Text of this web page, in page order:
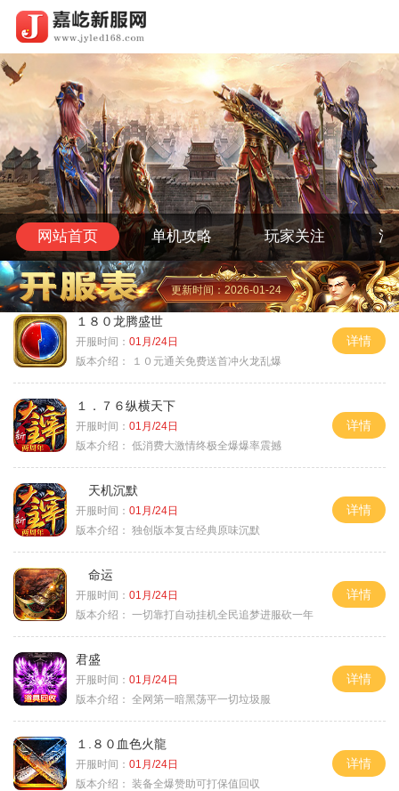
网站首页 单机攻略 玩家关注 活
更新时间：2026-01-24
１８０龙腾盛世
开服时间： 01月/24日
版本介绍：
１０元通关免费送首冲火龙乱爆
详情
１．７６纵横天下
开服时间： 01月/24日
版本介绍： 低消费大激情终极全爆爆率震撼
详情
天机沉默
开服时间： 01月/24日
版本介绍： 独创版本复古经典原味沉默
详情
命运
开服时间： 01月/24日
版本介绍： 一切靠打自动挂机全民追梦进服砍一年
详情
君盛
开服时间： 01月/24日
版本介绍： 全网第一暗黑荡平一切垃圾服
详情
１.８０血色火龍
开服时间： 01月/24日
版本介绍： 装备全爆赞助可打保值回収
详情